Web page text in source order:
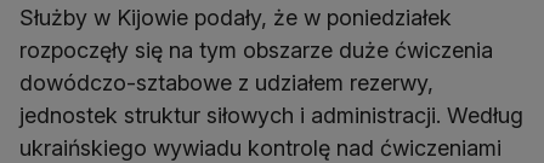
Służby w Kijowie podały, że w poniedziałek
rozpoczęły się na tym obszarze duże ćwiczenia
dowódczo-sztabowe z udziałem rezerwy,
jednostek struktur siłowych i administracji. Według
ukraińskiego wywiadu kontrolę nad ćwiczeniami